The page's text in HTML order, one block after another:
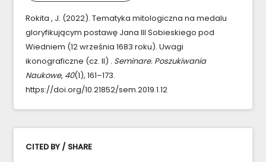
Rokita , J. (2022). Tematyka mitologiczna na medalu
gloryfikującym postawę Jana III Sobieskiego pod
Wiedniem (12 września 1683 roku). Uwagi
ikonograficzne (cz. II) . Seminare. Poszukiwania
Naukowe, 40(1), 161–173.
https://doi.org/10.21852/sem.2019.1.12
CITED BY / SHARE